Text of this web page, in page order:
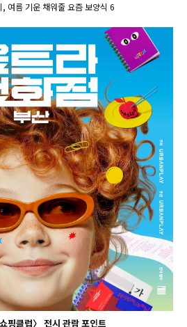
여름 기운 채워줄 요즘 보양식 6
핑클럽〉 전시 관람 포인트